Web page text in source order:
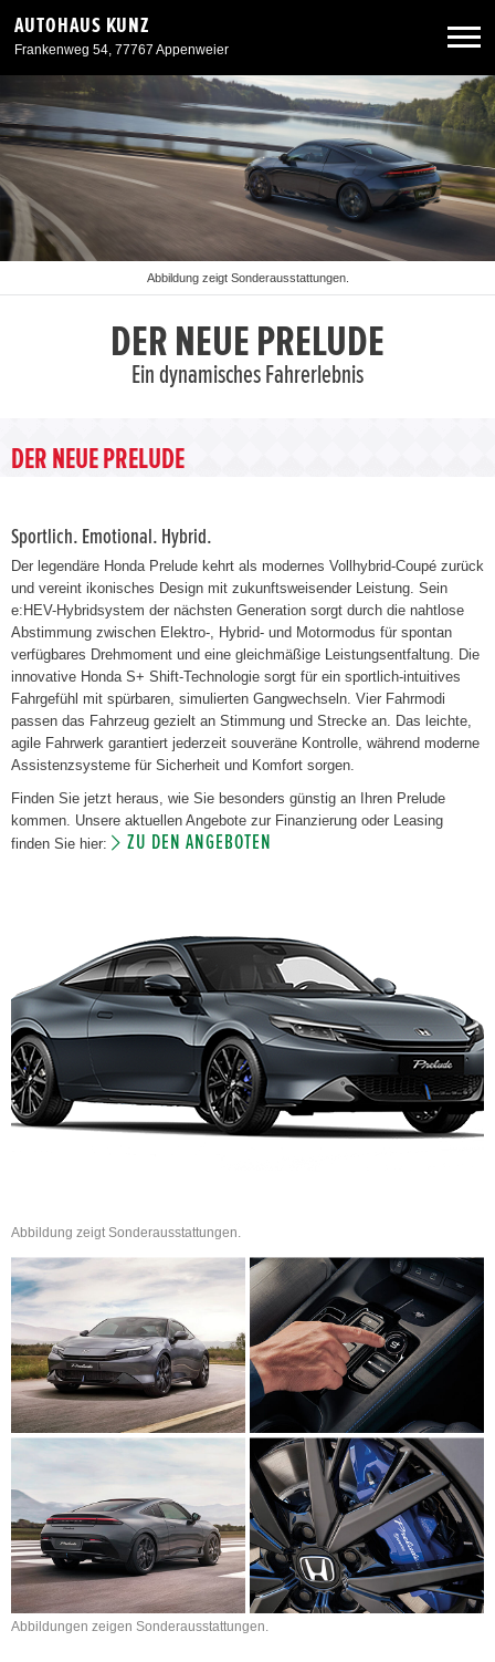
AUTOHAUS KUNZ
Frankenweg 54, 77767 Appenweier
Neuwagen
Gebrauchtwagen
Angebote
Abbildung zeigt Sonderausstattungen.
DER NEUE PRELUDE
Ein dynamisches Fahrerlebnis
DER NEUE PRELUDE
Sportlich. Emotional. Hybrid.
Der legendäre Honda Prelude kehrt als modernes Vollhybrid-Coupé zurück
und vereint ikonisches Design mit zukunftsweisender Leistung. Sein
e:HEV-Hybridsystem der nächsten Generation sorgt durch die nahtlose
Abstimmung zwischen Elektro-, Hybrid- und Motormodus für spontan
verfügbares Drehmoment und eine gleichmäßige Leistungsentfaltung. Die
innovative Honda S+ Shift-Technologie sorgt für ein sportlich-intuitives
Fahrgefühl mit spürbaren, simulierten Gangwechseln. Vier Fahrmodi
passen das Fahrzeug gezielt an Stimmung und Strecke an. Das leichte,
agile Fahrwerk garantiert jederzeit souveräne Kontrolle, während moderne
Assistenzsysteme für Sicherheit und Komfort sorgen.
Finden Sie jetzt heraus, wie Sie besonders günstig an Ihren Prelude
kommen. Unsere aktuellen Angebote zur Finanzierung oder Leasing
finden Sie hier:
ZU DEN ANGEBOTEN
Abbildung zeigt Sonderausstattungen.
Abbildungen zeigen Sonderausstattungen.